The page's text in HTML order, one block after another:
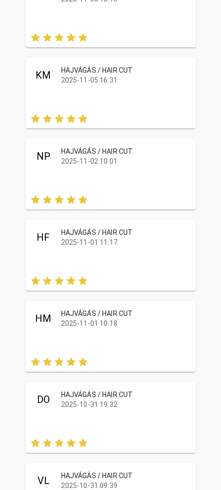
KM
HAJVÁGÁS / HAIR CUT
2025-11-05 16:31
NP
HAJVÁGÁS / HAIR CUT
2025-11-02 10:01
HF
HAJVÁGÁS / HAIR CUT
2025-11-01 11:17
HM
HAJVÁGÁS / HAIR CUT
2025-11-01 10:18
DO
HAJVÁGÁS / HAIR CUT
2025-10-31 19:32
VL
HAJVÁGÁS / HAIR CUT
2025-10-31 09:39